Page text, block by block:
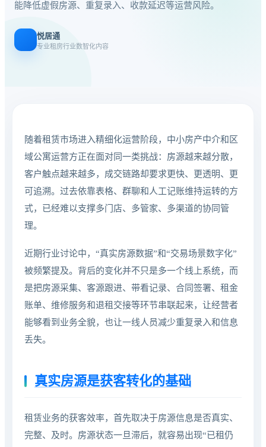
能降低虚假房源、重复录入、收款延迟等运营风险。
悦居通
专业租房行业数智化内容
随着租赁市场进入精细化运营阶段，中小房产中介和区
域公寓运营方正在面对同一类挑战：房源越来越分散，
客户触点越来越多，成交链路却要求更快、更透明、更
可追溯。过去依靠表格、群聊和人工记账维持运转的方
式，已经难以支撑多门店、多管家、多渠道的协同管
理。
近期行业讨论中，“真实房源数据”和“交易场景数字化”
被频繁提及。背后的变化并不只是多一个线上系统，而
是把房源采集、客源跟进、带看记录、合同签署、租金
账单、维修服务和退租交接等环节串联起来，让经营者
能够看到业务全貌，也让一线人员减少重复录入和信息
丢失。
真实房源是获客转化的基础
租赁业务的获客效率，首先取决于房源信息是否真实、
完整、及时。房源状态一旦滞后，就容易出现“已租仍